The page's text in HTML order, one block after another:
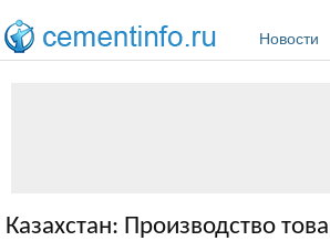
Новости
Казахстан: Производство